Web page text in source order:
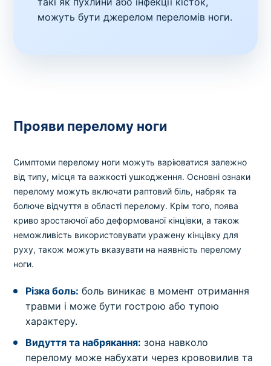
можуть бути джерелом переломів ноги.
Прояви перелому ноги
Симптоми перелому ноги можуть варіюватися залежно
від типу, місця та важкості ушкодження. Основні ознаки
перелому можуть включати раптовий біль, набряк та
болюче відчуття в області перелому. Крім того, поява
криво зростаючої або деформованої кінцівки, а також
неможливість використовувати уражену кінцівку для
руху, також можуть вказувати на наявність перелому
ноги.
Різка боль: боль виникає в момент отримання
травми і може бути гострою або тупою
характеру.
Видуття та набрякання: зона навколо
перелому може набухати через крововилив та